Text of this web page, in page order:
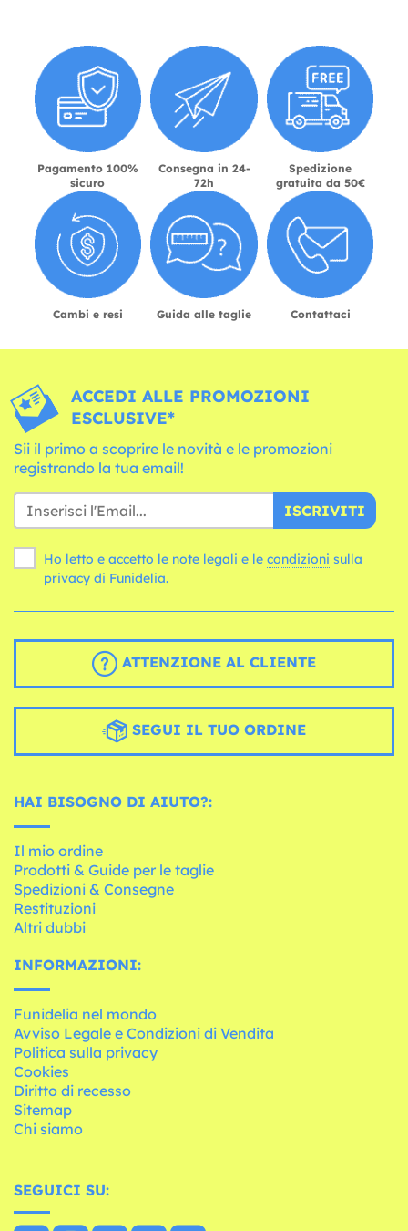
Pagamento 100%
sicuro
Consegna in 24-
72h
Spedizione
gratuita da 50€
Cambi e resi Guida alle taglie Contattaci
ACCEDI ALLE PROMOZIONI
ESCLUSIVE*
Sii il primo a scoprire le novità e le promozioni
registrando la tua email!
ISCRIVITI
Ho letto e accetto le note legali e le condizioni
privacy di Funidelia.
ATTENZIONE AL CLIENTE
SEGUI IL TUO ORDINE
HAI BISOGNO DI AIUTO?:
Il mio ordine
Prodotti & Guide per le taglie
Spedizioni & Consegne
Restituzioni
Altri dubbi
INFORMAZIONI:
Funidelia nel mondo
Avviso Legale e Condizioni di Vendita
Politica sulla privacy
Cookies
Diritto di recesso
Sitemap
Chi siamo
SEGUICI SU: